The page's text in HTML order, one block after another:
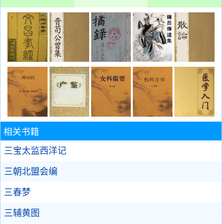
相关书籍
三宝太监西洋记
三朝北盟会编
三春梦
三辅黄图